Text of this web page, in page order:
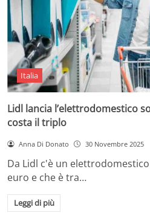
Italia
Lidl lancia l’elettrodomestico
costa il triplo
Anna Di Donato 30 Novembre 2025
Da Lidl c'è un
euro e che è tra…
Leggi di più